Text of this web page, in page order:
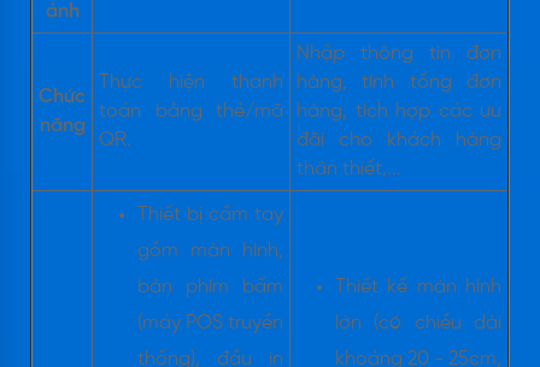
ảnh
Chức
năng
Thực hiện thanh
toán bằng thẻ/mã
QR.
Nhập thông tin đơn
hàng, tính tổng đơn
hàng, tích hợp các ưu
đãi cho khách hàng
thân thiết,...
Thiết bị cầm tay
gồm màn hình,
bàn phím bấm
(máy POS truyền
thống), đầu in
Thiết kế màn hình
lớn (có chiều dài
khoảng 20 - 25cm,